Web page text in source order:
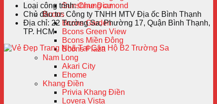
Sunshine Diamond
Bcons
Bcons Garden
Bcons Green View
Bcons Miền Đông
Bcons Plaza
Nam Long
Akari City
Ehome
Khang Điền
Privia Khang Điền
Lovera Vista
Loại công trình:Chung cư
Chủ đầu tư:Công ty TNHH MTV Địa ốc Bình Thạnh
Địa chỉ: 22 Trường Sa, Phường 17, Quận Bình Thạnh,
TP. HCM